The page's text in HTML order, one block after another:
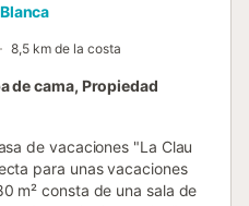
8,5 km de la costa
de cama, Propiedad
de vacaciones "La Clau
para unas vacaciones
m² consta de una sala de